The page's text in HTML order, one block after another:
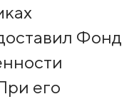
Фонд
его